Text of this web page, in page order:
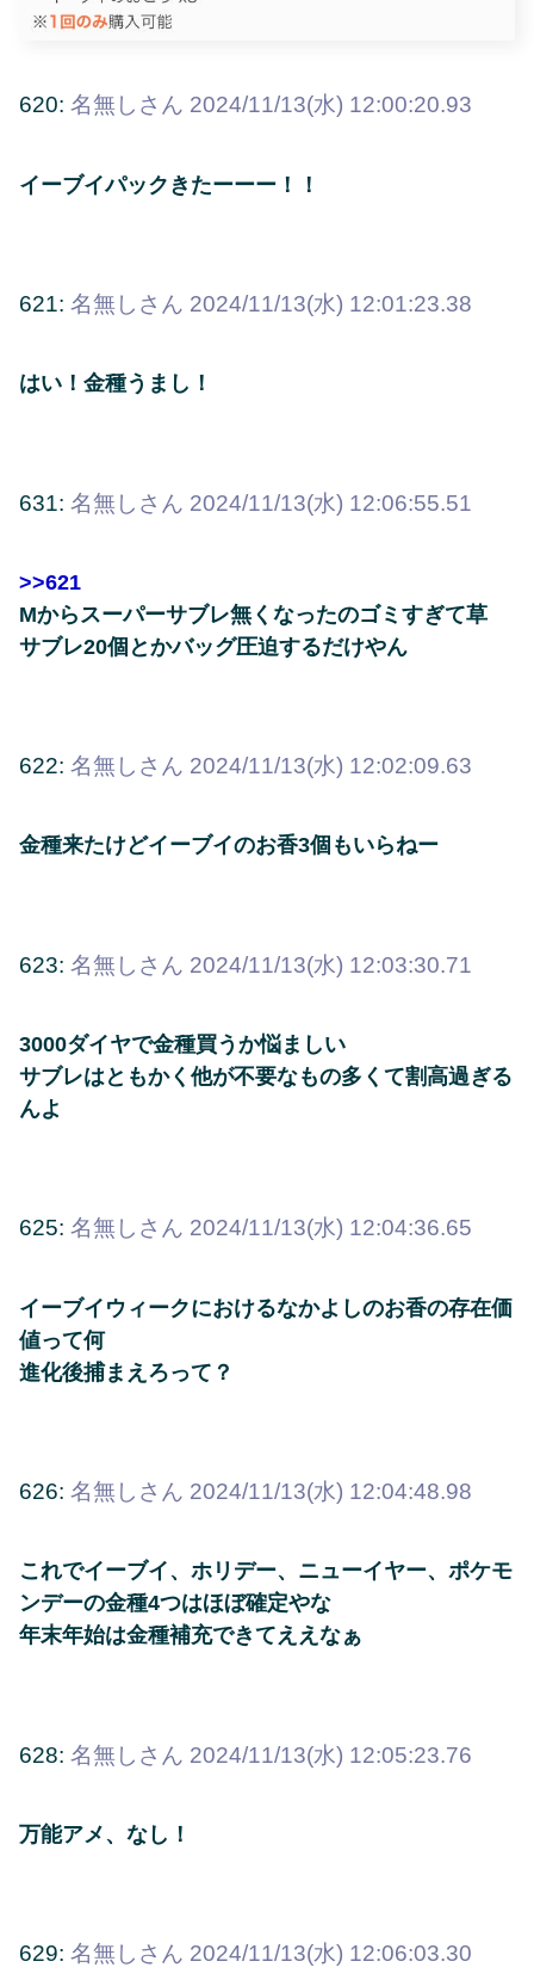
620: 名無しさん 2024/11/13(水) 12:00:20.93
イーブイパックきたーーー！！
621: 名無しさん 2024/11/13(水) 12:01:23.38
はい！金種うまし！
631: 名無しさん 2024/11/13(水) 12:06:55.51
>>621
Mからスーパーサブレ無くなったのゴミすぎて草
サブレ20個とかバッグ圧迫するだけやん
622: 名無しさん 2024/11/13(水) 12:02:09.63
金種来たけどイーブイのお香3個もいらねー
623: 名無しさん 2024/11/13(水) 12:03:30.71
3000ダイヤで金種買うか悩ましい
サブレはともかく他が不要なもの多くて割高過ぎる
んよ
625: 名無しさん 2024/11/13(水) 12:04:36.65
イーブイウィークにおけるなかよしのお香の存在価
値って何
進化後捕まえろって？
626: 名無しさん 2024/11/13(水) 12:04:48.98
これでイーブイ、ホリデー、ニューイヤー、ポケモ
ンデーの金種4つはほぼ確定やな
年末年始は金種補充できてええなぁ
628: 名無しさん 2024/11/13(水) 12:05:23.76
万能アメ、なし！
629: 名無しさん 2024/11/13(水) 12:06:03.30